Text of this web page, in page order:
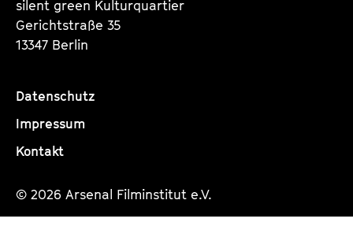
silent green Kulturquartier
Gerichtstraße 35
13347 Berlin
Datenschutz
Impressum
Kontakt
© 2026 Arsenal Filminstitut e.V.